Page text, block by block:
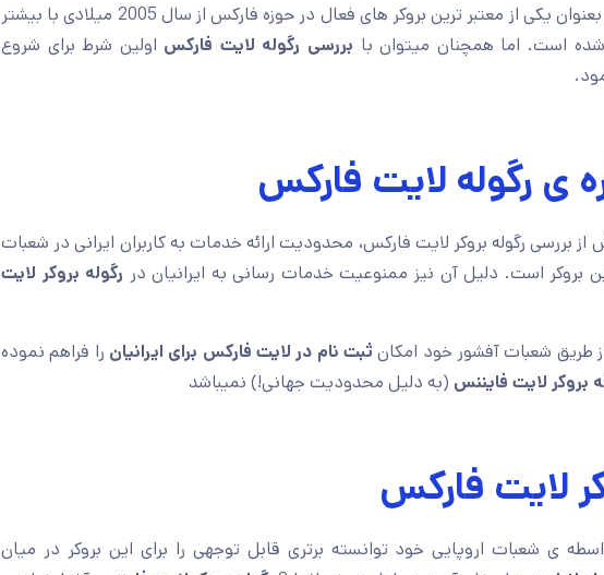
بعنوان یکی از معتبر ترین بروکر های فعال در حوزه فارکس از سال 2005 میلادی با بیشتر
بررسی رگوله لایت فارکس اولین شرط برای شروع
ی رگوله لایت فارکس
بررسی رگوله بروکر لایت فارکس، محدودیت ارائه خدمات به کاربران ایرانی در شعبات
بروکر است. دلیل آن نیز ممنوعیت خدمات رسانی به ایرانیان در رگوله بروکر لایت
طریق شعبات آفشور خود امکانثبت نام در لایت فارکس برای ایرانیان را فراهم نموده
بروکر لایت فایننس (به دلیل محدودیت جهانی!) نمیباشد
لایت فارکس
ی شعبات اروپایی خود توانسته برتری قابل توجهی را برای این بروکر در میان